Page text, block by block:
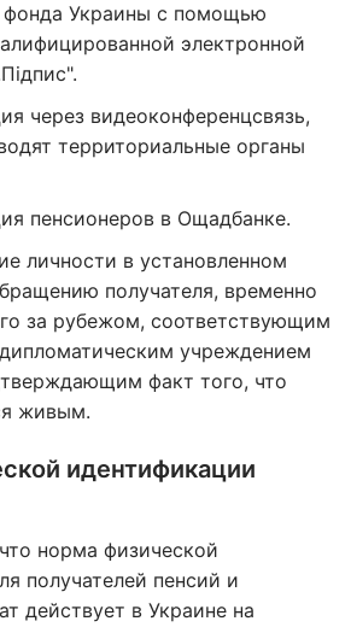
фонда Украины с помощью
электронной
через видеоконференцсвязь,
территориальные органы
пенсионеров в Ощадбанке.
личности в установленном
получателя, временно
за рубежом, соответствующим
учреждением
факт того, что
живым.
идентификации
норма физической
получателей пенсий и
действует в Украине на